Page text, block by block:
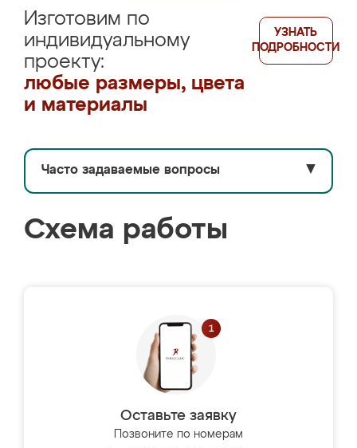
Изготовим по
индивидуальному
проекту:
любые размеры, цвета
и материалы
УЗНАТЬ
ПОДРОБНОСТИ
Часто задаваемые вопросы ▼
Схема работы
Оставьте заявку
Позвоните по номерам